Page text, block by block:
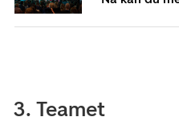
3. Teamet